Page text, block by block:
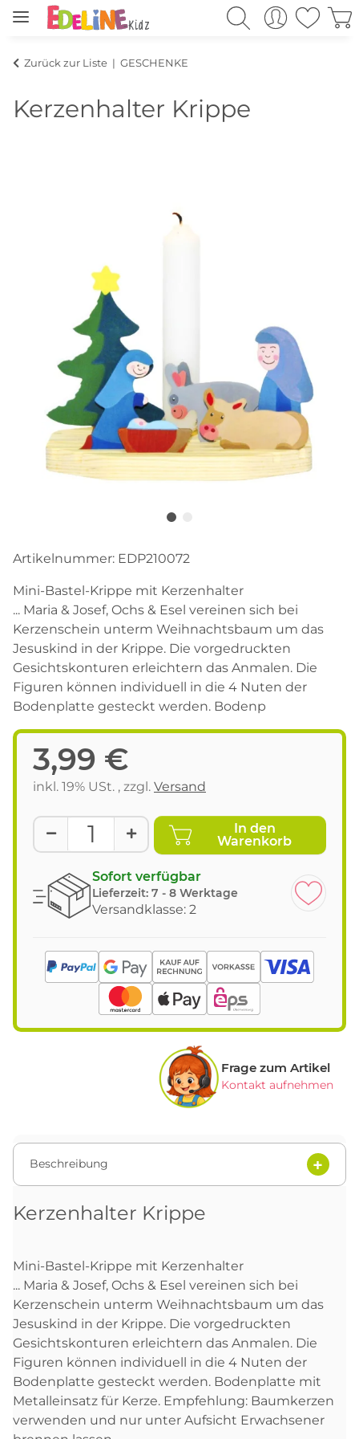
Zurück zur Liste GESCHENKE
Kerzenhalter Krippe
Artikelnummer: EDP210072
Mini-Bastel-Krippe mit Kerzenhalter
... Maria & Josef, Ochs & Esel vereinen sich bei
Kerzenschein unterm Weihnachtsbaum um das
Jesuskind in der Krippe. Die vorgedruckten
Gesichtskonturen erleichtern das Anmalen. Die
Figuren können individuell in die 4 Nuten der
Bodenplatte gesteckt werden. Bodenp
3,99 €
inkl. 19% USt. , zzgl. Versand
In den
Warenkorb
Sofort verfügbar
Lieferzeit: 7 - 8 Werktage
Versandklasse: 2
Frage zum Artikel
Kontakt aufnehmen
Beschreibung
Kerzenhalter Krippe
Mini-Bastel-Krippe mit Kerzenhalter
... Maria & Josef, Ochs & Esel vereinen sich bei
Kerzenschein unterm Weihnachtsbaum um das
Jesuskind in der Krippe. Die vorgedruckten
Gesichtskonturen erleichtern das Anmalen. Die
Figuren können individuell in die 4 Nuten der
Bodenplatte gesteckt werden. Bodenplatte mit
Metalleinsatz für Kerze. Empfehlung: Baumkerzen
verwenden und nur unter Aufsicht Erwachsener